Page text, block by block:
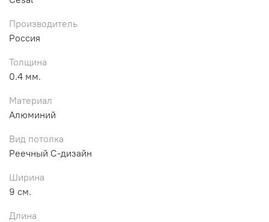
Производитель
Россия
Толщина
0.4 мм.
Материал
Алюминий
Вид потолка
Реечный С-дизайн
Ширина
9 см.
Длина